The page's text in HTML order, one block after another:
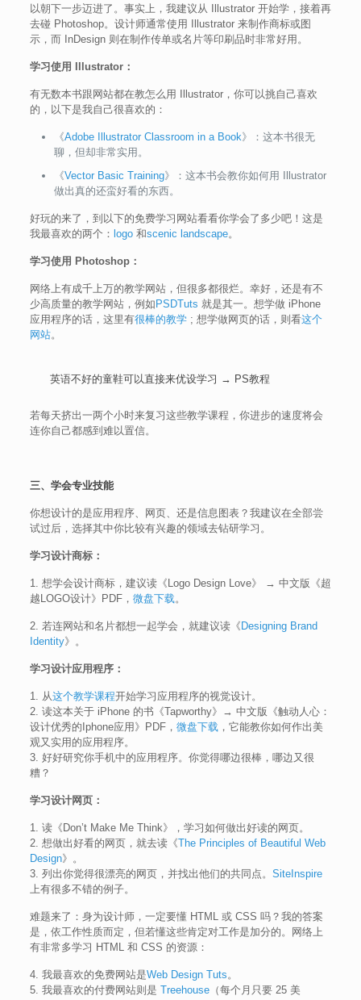
以朝下一步迈进了。事实上，我建议从 Illustrator 开始学，接着再
去碰 Photoshop。设计师通常使用 Illustrator 来制作商标或图
示，而 InDesign 则在制作传单或名片等印刷品时非常好用。
学习使用 Illustrator：
有无数本书跟网站都在教怎么用 Illustrator，你可以挑自己喜欢
的，以下是我自己很喜欢的：
《Adobe Illustrator Classroom in a Book》：这本书很无
聊，但却非常实用。
《Vector Basic Training》：这本书会教你如何用 Illustrator
做出真的还蛮好看的东西。
好玩的来了，到以下的免费学习网站看看你学会了多少吧！这是
我最喜欢的两个： logo和scenic landscape。
学习使用 Photoshop：
网络上有成千上万的教学网站，但很多都很烂。幸好，还是有不
少高质量的教学网站，例如 PSDTuts 就是其一。想学做 iPhone
应用程序的话，这里有很棒的教学; 想学做网页的话，则看这个
网站。
英语不好的童鞋可以直接来优设学习 → PS教程
若每天挤出一两个小时来复习这些教学课程，你进步的速度将会
连你自己都感到难以置信。
三、学会专业技能
你想设计的是应用程序、网页、还是信息图表？我建议在全部尝
试过后，选择其中你比较有兴趣的领域去钻研学习。
学习设计商标：
1. 想学会设计商标，建议读《Logo Design Love》 → 中文版《超
越LOGO设计》PDF， 微盘下载。
2. 若连网站和名片都想一起学会，就建议读《 Designing Brand
Identity》。
学习设计应用程序：
1. 从这个教学课程开始学习应用程序的视觉设计。
2. 读这本关于 iPhone 的书《Tapworthy》→ 中文版《触动人心：
设计优秀的Iphone应用》PDF， 微盘下载，它能教你如何作出美
观又实用的应用程序。
3. 好好研究你手机中的应用程序。你觉得哪边很棒，哪边又很
糟？
学习设计网页：
1. 读《Don’t Make Me Think》，学习如何做出好读的网页。
2. 想做出好看的网页，就去读《The Principles of Beautiful Web
Design》。
3. 列出你觉得很漂亮的网页，并找出他们的共同点。 SiteInspire
上有很多不错的例子。
难题来了：身为设计师，一定要懂 HTML 或 CSS 吗？我的答案
是，依工作性质而定，但若懂这些肯定对工作是加分的。网络上
有非常多学习 HTML 和 CSS 的资源：
4. 我最喜欢的免费网站是Web Design Tuts。
5. 我最喜欢的付费网站则是 Treehouse（每个月只要 25 美